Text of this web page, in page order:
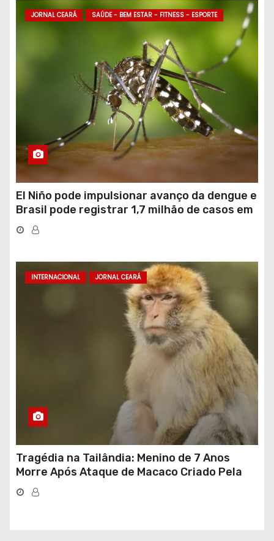
JORNAL CEARÁ SAÚDE - BEM ESTAR - FITNESS - ESPORTE
El Niño pode impulsionar avanço da dengue e
Brasil pode registrar 1,7 milhão de casos em
2027
INTERNACIONAL JORNAL CEARÁ
Tragédia na Tailândia: Menino de 7 Anos
Morre Após Ataque de Macaco Criado Pela
Própria Família